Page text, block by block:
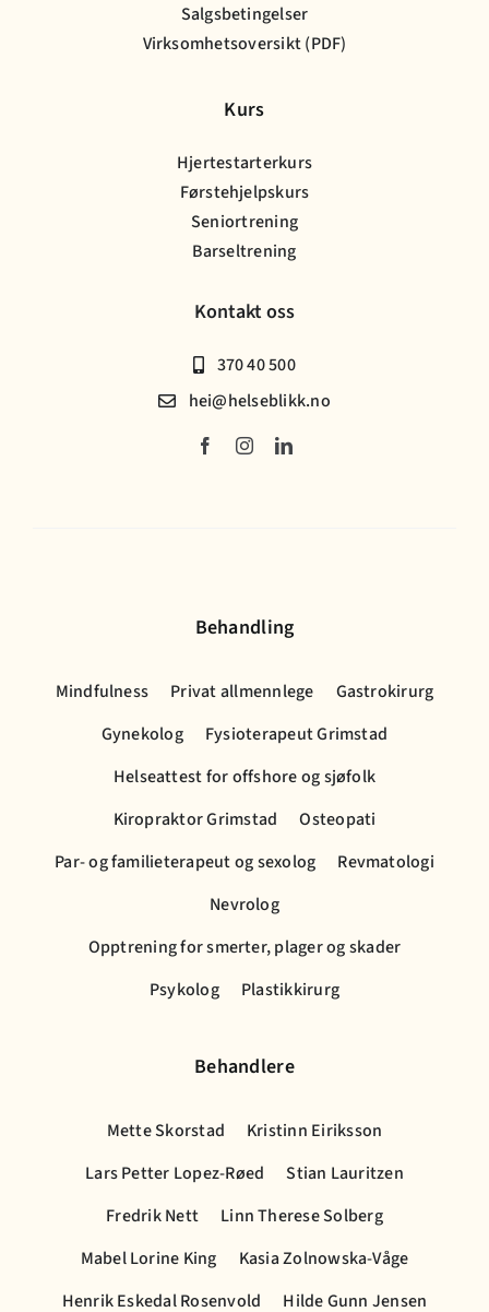
Salgsbetingelser
Virksomhetsoversikt (PDF)
Kurs
Hjertestarterkurs
Førstehjelpskurs
Seniortrening
Barseltrening
Kontakt oss
370 40 500
hei@helseblikk.no
Behandling
Mindfulness Privat allmennlege
Gastrokirurg
Gynekolog
Fysioterapeut Grimstad
Helseattest for offshore og sjøfolk
Kiropraktor Grimstad
Osteopati
Par- og familieterapeut og sexolog
Revmatologi
Nevrolog
Opptrening for smerter, plager og skader
Psykolog
Plastikkirurg
Behandlere
Mette Skorstad
Kristinn Eiriksson
Lars Petter Lopez-Røed
Stian Lauritzen
Fredrik Nett
Linn Therese Solberg
Mabel Lorine King
Kasia Zolnowska-Våge
Henrik Eskedal Rosenvold
Hilde Gunn Jensen